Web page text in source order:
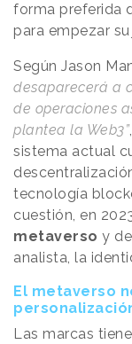
forma preferida
para empezar su
Según Jason
desaparecerá a
de operaciones
plantea la Web3”
sistema actual
tecnología
cuestión, en
metaverso y
analista, la
El metaverso
Las marcas